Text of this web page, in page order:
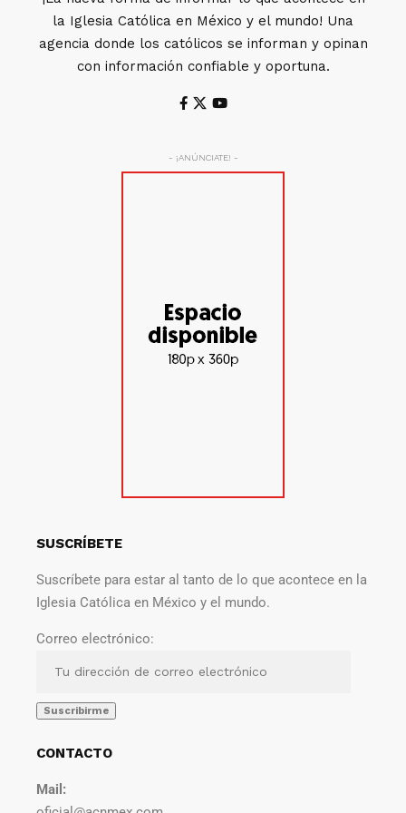
la Iglesia Católica en México y el mundo! Una
agencia donde los católicos se informan y opinan
con información confiable y oportuna.
- ¡ANÚNCIATE! -
SUSCRÍBETE
Suscríbete para estar al tanto de lo que acontece en la
Iglesia Católica en México y el mundo.
Correo electrónico:
CONTACTO
Mail: